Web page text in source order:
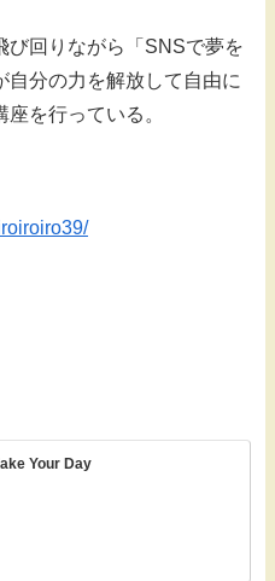
び回りながら「SNSで夢を
自分の力を解放して自由に
を行っている。
Your Day